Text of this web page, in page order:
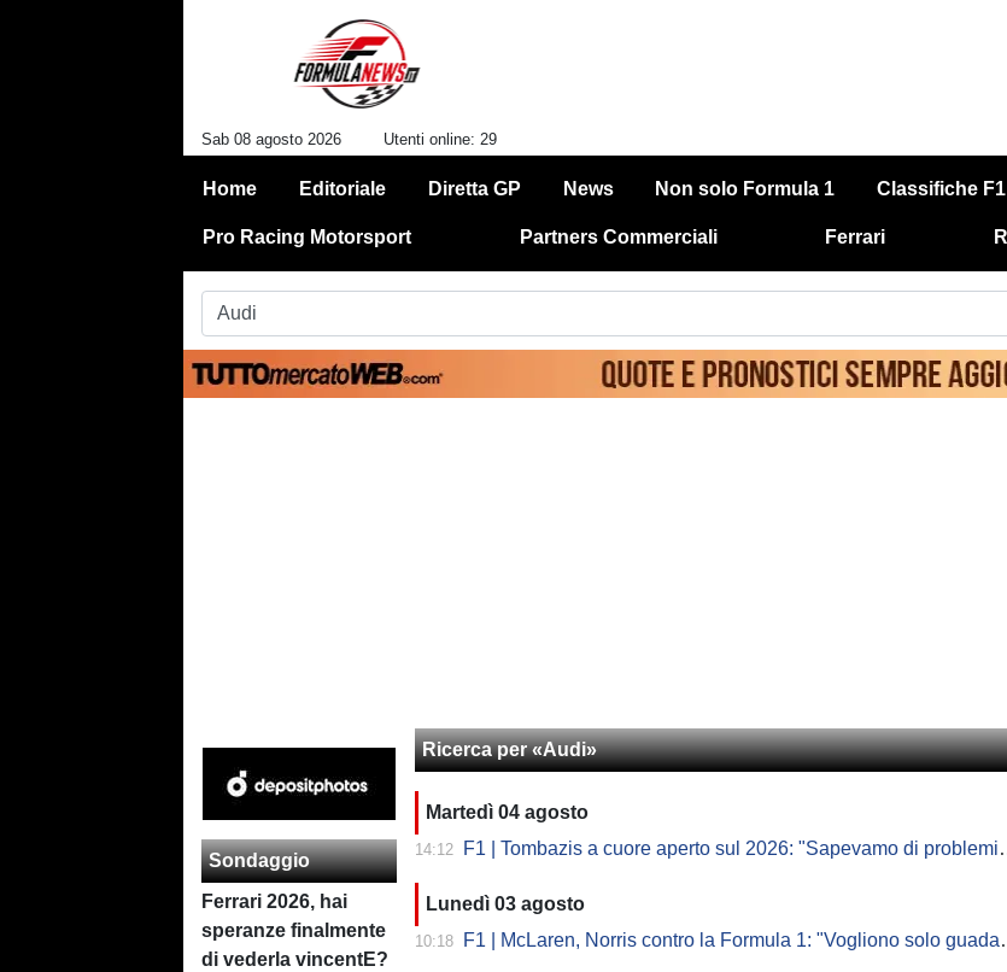
Sab 08 agosto 2026 Utenti online: 29
Home Editoriale Diretta GP News Non solo Formula 1 Classifiche F1
Pro Racing Motorsport Partners Commerciali Ferrari
Sondaggio
Ferrari 2026, hai
speranze finalmente
di vederla vincentE?
Ricerca per «Audi»
Martedì 04 agosto
14:12 F1 | Tombazis a cuore aperto sul 2026: "Sapevamo di problemi, ma serviva un accordo"
Lunedì 03 agosto
10:18 F1 | McLaren, Norris contro la Formula 1: "Vogliono solo guadagnare"